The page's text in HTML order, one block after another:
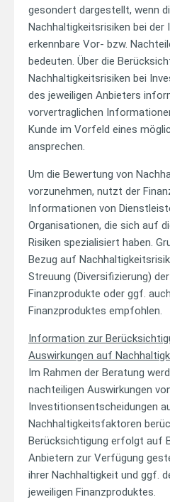
gesondert dargestellt, wenn
Nachhaltigkeitsrisiken bei
erkennbare Vor- bzw.
bedeuten. Über die
Nachhaltigkeitsrisiken bei
des jeweiligen Anbieters
vorvertraglichen
Kunde im Vorfeld eines
ansprechen.
Um die Bewertung von
vorzunehmen, nutzt der
Informationen von
Organisationen, die sich auf
Risiken spezialisiert haben.
Bezug auf
Streuung (Diversifizierung)
Finanzprodukte oder ggf.
Finanzproduktes empfohlen.
Information zur
Auswirkungen auf
Im Rahmen der Beratung
nachteiligen Auswirkungen
Investitionsentscheidungen
Nachhaltigkeitsfaktoren
Berücksichtigung erfolgt auf
Anbietern zur Verfügung
ihrer Nachhaltigkeit und ggf.
jeweiligen Finanzproduktes.